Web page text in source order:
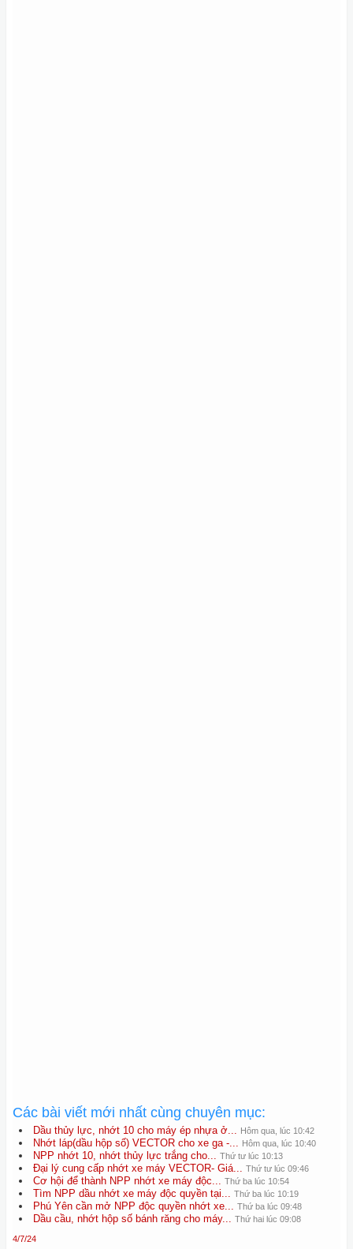
Các bài viết mới nhất cùng chuyên mục:
Dầu thủy lực, nhớt 10 cho máy ép nhựa ở... Hôm qua, lúc 10:42
Nhớt láp(dầu hộp số) VECTOR cho xe ga -... Hôm qua, lúc 10:40
NPP nhớt 10, nhớt thủy lực trắng cho... Thứ tư lúc 10:13
Đại lý cung cấp nhớt xe máy VECTOR- Giá... Thứ tư lúc 09:46
Cơ hội để thành NPP nhớt xe máy độc... Thứ ba lúc 10:54
Tìm NPP dầu nhớt xe máy độc quyền tại... Thứ ba lúc 10:19
Phú Yên cần mở NPP độc quyền nhớt xe... Thứ ba lúc 09:48
Dầu cầu, nhớt hộp số bánh răng cho máy... Thứ hai lúc 09:08
4/7/24